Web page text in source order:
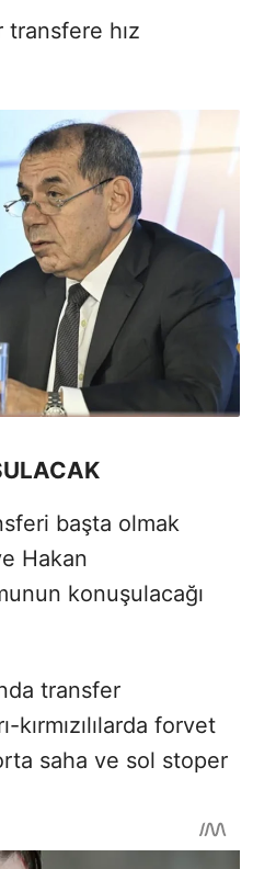
transfere hız
başta olmak
Hakan
konuşulacağı
transfer
forvet
saha ve sol stoper